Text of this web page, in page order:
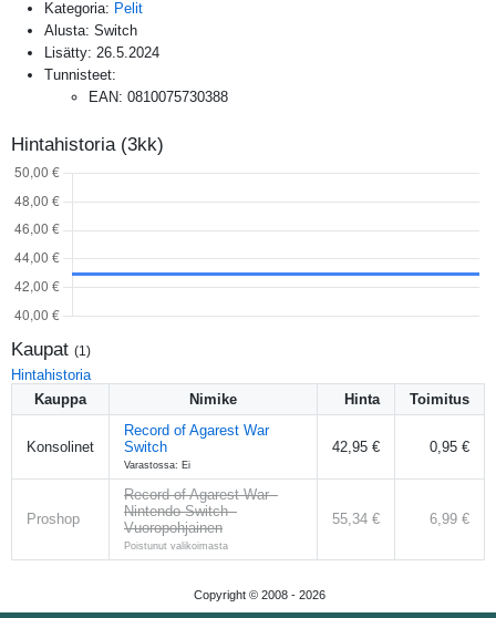
Kategoria: Pelit
Alusta: Switch
Lisätty: 26.5.2024
Tunnisteet:
EAN: 0810075730388
Hintahistoria (3kk)
Kaupat (1 )
Hintahistoria
Kauppa
Nimike Hinta Toimitus
Konsolinet
Record of Agarest War
Switch
Varastossa: Ei
42,95 € 0,95 €
Proshop
Record of Agarest War -
Nintendo Switch -
Vuoropohjainen
Poistunut valikoimasta
55,34 € 6,99 €
Copyright © 2008 - 2026